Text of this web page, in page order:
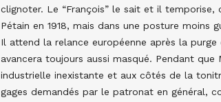
clignoter. Le “François” le sait et il temporise,
Pétain en 1918, mais dans une posture moins
Il attend la relance européenne après la
avancera toujours aussi masqué. Pendant
industrielle inexistante et aux côtés de la
gages demandés par le patronat en général,